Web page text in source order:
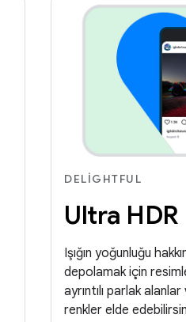
DELIGHTFUL
Ultra HDR
Işığın yoğunluğu
depolamak için
ayrıntılı parlak
renkler elde